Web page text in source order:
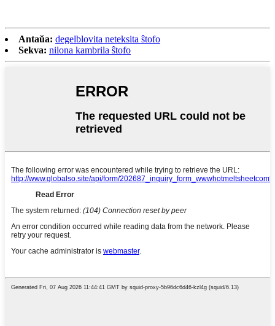
Antaŭa: degelblovita neteksita ŝtofo
Sekva: nilona kambrila ŝtofo